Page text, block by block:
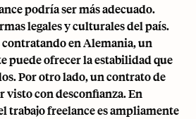
podría ser más adecuado.
legales y culturales del país.
contratando en Alemania, un
puede ofrecer la estabilidad que
Por otro lado, un contrato de
visto con desconfianza. En
trabajo freelance es ampliamente